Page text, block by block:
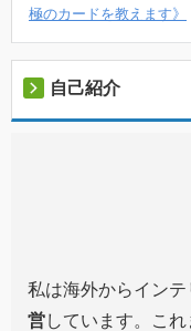
極のカードを教えます》
自己紹介
私は海外からイン
営しています。これ